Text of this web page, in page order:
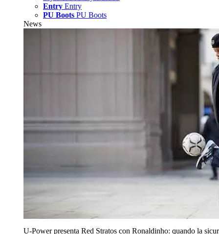
Entry Entry
PU Boots PU Boots
News
U‑Power presenta Red Stratos con Ronaldinho: quando la